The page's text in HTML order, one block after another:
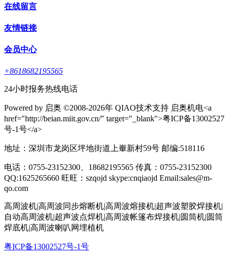
在线留言
友情链接
会员中心
+8618682195565
24小时报务热线电话
Powered by 启奥 ©2008-2026年 QIAO技术支持 启奥机电<a
href="http://beian.miit.gov.cn/" target="_blank">粤ICP备13002527
号-1号</a>
地址：深圳市龙岗区坪地街道上輋新村59号 邮编:518116
电话：0755-23152300、18682195565 传真：0755-23152300
QQ:1625265660 旺旺：szqojd skype:cnqiaojd Email:sales@m-
qo.com
高周波机|高周波同步熔断机|高周波熔接机|超声波塑胶焊接机|
自动高周波机|超声波点焊机|高周波帐篷布焊接机|圆筒机|圆筒
焊底机|高周波喇叭网埋植机
粤ICP备13002527号-1号